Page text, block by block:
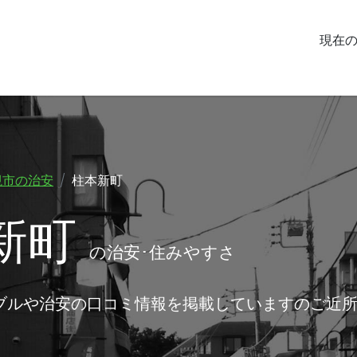
現在
の治安 柱本新町
町の治安･住みやすさ
や治安の口コミ情報を掲載していますのご近